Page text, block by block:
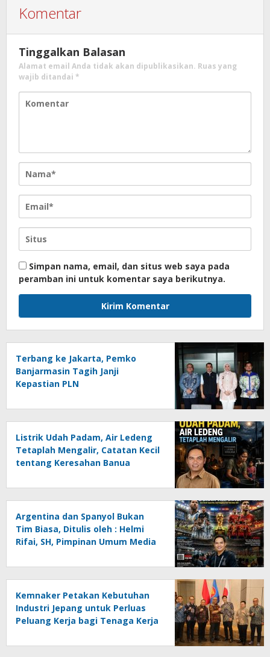
Komentar
Tinggalkan Balasan
Alamat email Anda tidak akan dipublikasikan. Ruas yang
wajib ditandai *
Simpan nama, email, dan situs web saya pada
peramban ini untuk komentar saya berikutnya.
Terbang ke Jakarta, Pemko
Banjarmasin Tagih Janji
Kepastian PLN
Listrik Udah Padam, Air Ledeng
Tetaplah Mengalir, Catatan Kecil
tentang Keresahan Banua
Ancaman Lingkungan, Oleh :
Helmi Rifai, SH
Argentina dan Spanyol Bukan
Tim Biasa, Ditulis oleh : Helmi
Rifai, SH, Pimpinan Umum Media
Kemnaker Petakan Kebutuhan
Industri Jepang untuk Perluas
Peluang Kerja bagi Tenaga Kerja